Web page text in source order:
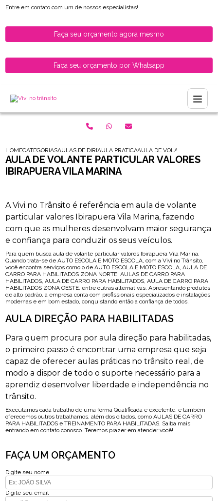
Entre em contato com um de nossos especialistas!
Faça seu orçamento agora mesmo
Faça seu orçamento por Whatsapp
HOMECATEGORIASAULAS DE DIRECAO PARA HABILITADOS
AULA PRATICA PARA HABILITADOS
AULA DE VOLANTE
AULA DE VOLANTE PARTICULAR VALORES
IBIRAPUERA VILA MARINA
A Vivi no Trânsito é referência em aula de volante
particular valores Ibirapuera Vila Marina, fazendo
com que as mulheres desenvolvam maior segurança
e confiança para conduzir os seus veículos.
Para quem busca aula de volante particular valores Ibirapuera Vila Marina,
Quando trata-se de AUTO ESCOLA E MOTO ESCOLA, com a Vivi no Trânsito,
você encontra serviços como o de AUTO ESCOLA E MOTO ESCOLA, AULA DE
CARRO PARA HABILITADOS ZONA NORTE, AULAS DE CARRO PARA
HABILITADOS, AULA DE CARRO PARA HABILITADOS, AULA DE CARRO PARA
HABILITADOS ZONA OESTE, entre outras alternativas. Apresentando produtos
de alto padrão, a empresa conta com profissionais especializados e instalações
modernas e em bom estado, conquistando então a confiança de todos.
AULA DIREÇÃO PARA HABILITADAS
Para quem procura por aula direção para habilitadas,
o primeiro passo é encontrar uma empresa que seja
capaz de oferecer aulas práticas no trânsito real, de
modo a dispor de todo o suporte necessário para a
aprendiz desenvolver liberdade e independência no
trânsito.
Executamos cada trabalho de uma forma Qualificada e excelente, e também
oferecemos outros trabalhamos, além dos citados, como AULAS DE CARRO
PARA HABILITADOS e TREINAMENTO PARA HABILITADAS. Saiba mais
entrando em contato conosco. Teremos prazer em atender você!
FAÇA UM ORÇAMENTO
Digite seu nome
Digite seu email